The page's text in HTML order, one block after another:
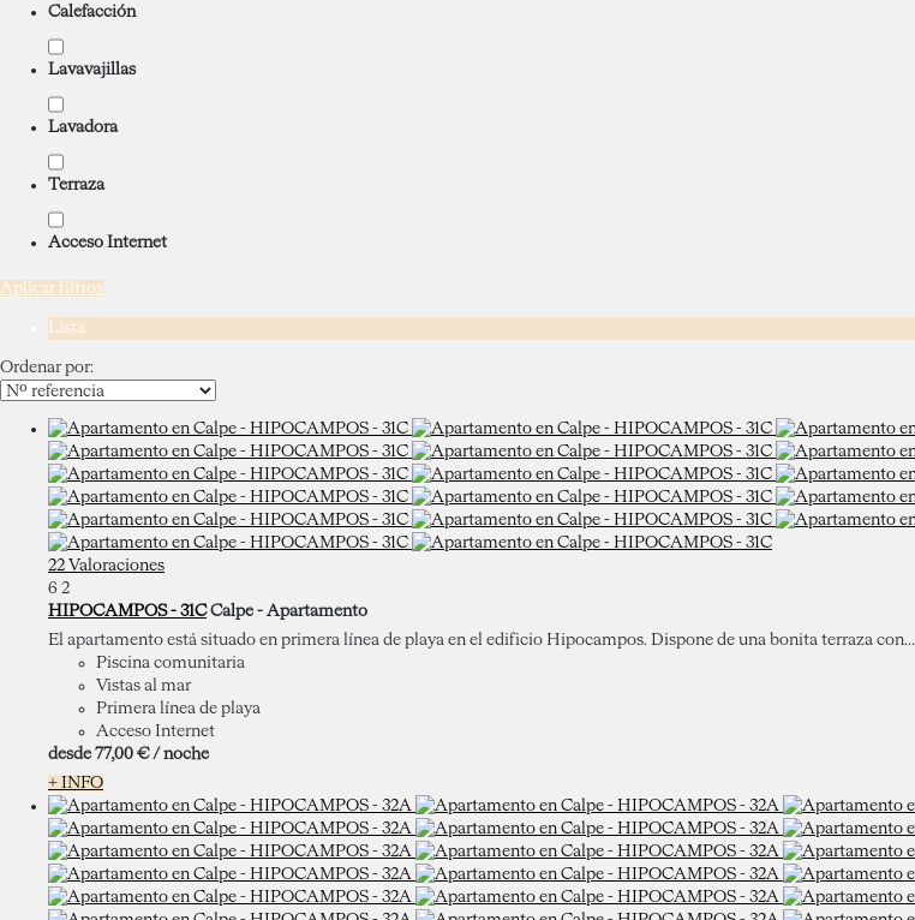
Calefacción
Lavavajillas
Lavadora
Terraza
Acceso Internet
Aplicar filtros
Lista
Ordenar por:
22 Valoraciones
6 2
HIPOCAMPOS - 31C Calpe - Apartamento
El apartamento está situado en primera línea de playa en el edificio Hipocampos. Dispone de una bonita terraza con...
Piscina comunitaria
Vistas al mar
Primera línea de playa
Acceso Internet
desde 77,00 € / noche
+ INFO